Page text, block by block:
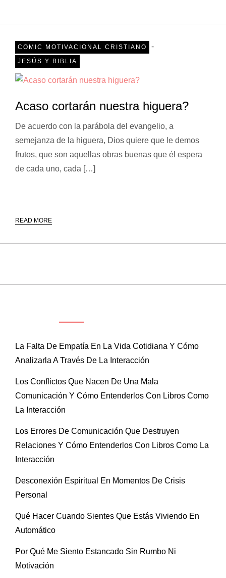
COMIC MOTIVACIONAL CRISTIANO -
JESÚS Y BIBLIA
Acaso cortarán nuestra higuera?
De acuerdo con la parábola del evangelio, a
semejanza de la higuera, Dios quiere que le demos
frutos, que son aquellas obras buenas que él espera
de cada uno, cada […]
READ MORE
La Falta De Empatía En La Vida Cotidiana Y Cómo
Analizarla A Través De La Interacción
Los Conflictos Que Nacen De Una Mala
Comunicación Y Cómo Entenderlos Con Libros Como
La Interacción
Los Errores De Comunicación Que Destruyen
Relaciones Y Cómo Entenderlos Con Libros Como La
Interacción
Desconexión Espiritual En Momentos De Crisis
Personal
Qué Hacer Cuando Sientes Que Estás Viviendo En
Automático
Por Qué Me Siento Estancado Sin Rumbo Ni
Motivación